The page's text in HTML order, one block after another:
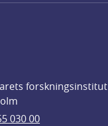
forskningsinstitut
030 00